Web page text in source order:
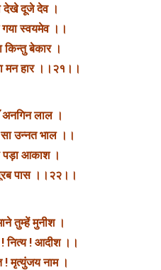
देखे दूजे देव ।
स्वयमेव ।।
किन्तु बेकार ।
मन हार ।।२१।।
अनगिन लाल ।
उन्नत भाल ।।
पड़ा आकाश ।
पास ।।२२।।
तुम्हें मुनीश ।
नित्य ! आदीश ।।
! मृत्युंजय नाम ।